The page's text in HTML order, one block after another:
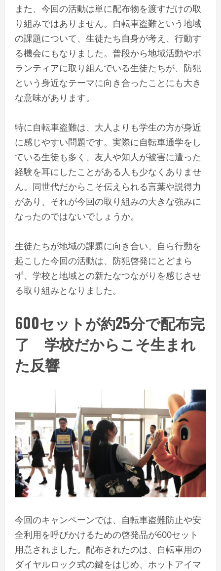
また、今回の活動は単に配布物を渡すだけの取
り組みではありません。自転車盗難という地域
の課題について、生徒たち自身が考え、行動す
る機会にもなりました。普段から地域活動やボ
ランティアに取り組んでいる生徒たちが、防犯
という身近なテーマに向き合ったことにも大き
な意味があります。
特に自転車盗難は、大人よりも学生の方が身近
に感じやすい問題です。実際に自転車通学をし
ている生徒も多く、友人や知人が被害に遭った
経験を耳にしたことがある人も少なくありませ
ん。同世代だからこそ伝えられる言葉や説得力
があり、それが今回の取り組みの大きな強みに
なったのではないでしょうか。
生徒たちが地域の課題に向き合い、自ら行動を
起こした今回の活動は、防犯啓発にとどまら
ず、学校と地域との新たなつながりを感じさせ
る取り組みとなりました。
600セットが約25分で配布完
了 学校だからこそ生まれ
た反響
今回のキャンペーンでは、自転車盗難防止や安
全利用を呼びかけるための啓発品が600セット
用意されました。配布されたのは、自転車用の
ダイヤルロック式の鍵をはじめ、ホットアイマ